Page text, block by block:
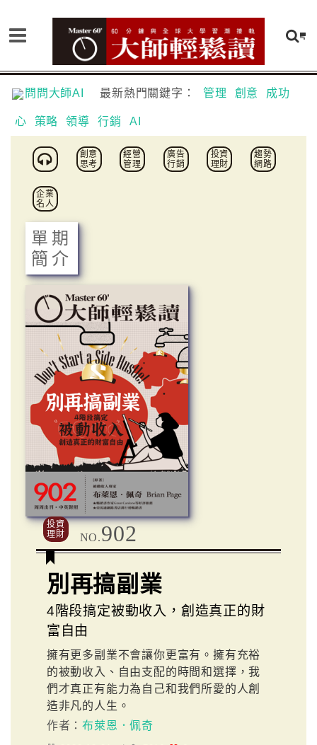
問問大師AI 最新熱門關鍵字： 管理 創意 成功
心 策略 領導 行銷 AI
創意
思考
經營
管理
廣告
行銷
投資
理財
趨勢
網路
企業
名人
單期
簡介
投資
理財
NO.902
別再搞副業
4階段搞定被動收入，創造真正的財
富自由
擁有更多副業不會讓你更富有。擁有充裕
的被動收入、自由支配的時間和選擇，我
們才真正有能力為自己和我們所愛的人創
造非凡的人生。
作者：布萊恩．佩奇